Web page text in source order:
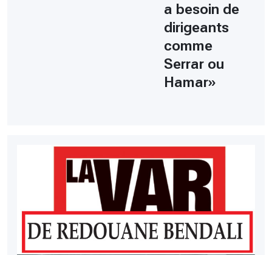
a besoin de
dirigeants
comme
Serrar ou
Hamar»